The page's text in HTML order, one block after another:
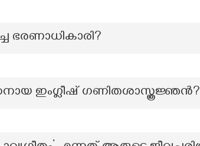
ഭരണാധികാരി?
ഇംഗ്ലീഷ് ഗണിതശാസ്ത്രജ്ഞൻ?